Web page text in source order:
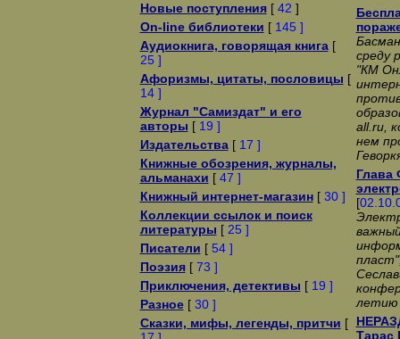
Новые поступления[ 42 ]
On-line библиотеки [ 145 ]
Аудиокнига, говорящая книга[
25 ]
Афоризмы, цитаты, пословицы [
14 ]
Журнал "Самиздат" и его
авторы [ 19 ]
Издательства[ 17 ]
Книжные обозрения, журналы,
альманахи [ 47 ]
Книжный интернет-магазин[ 30 ]
Коллекции ссылок и поиск
литературы [ 25 ]
Писатели [ 54 ]
Поэзия[ 73 ]
Приключения, детективы [ 19 ]
Разное[ 30 ]
Сказки, мифы, легенды, притчи [
среду
"КМ
all.ru,
нем
Глава
[
летию
Тарас